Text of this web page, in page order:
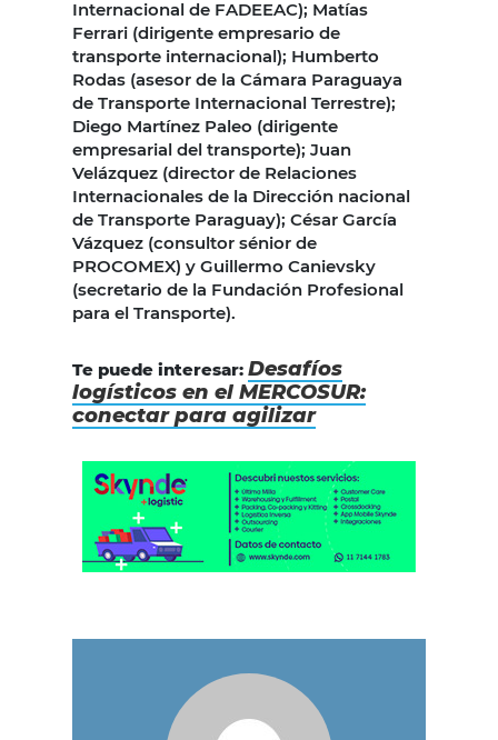
Internacional de FADEEAC); Matías
Ferrari (dirigente empresario de
transporte internacional); Humberto
Rodas (asesor de la Cámara Paraguaya
de Transporte Internacional Terrestre);
Diego Martínez Paleo (dirigente
empresarial del transporte); Juan
Velázquez (director de Relaciones
Internacionales de la Dirección nacional
de Transporte Paraguay); César García
Vázquez (consultor sénior de
PROCOMEX) y Guillermo Canievsky
(secretario de la Fundación Profesional
para el Transporte).
Te puede interesar: Desafíos
logísticos en el MERCOSUR:
conectar para agilizar